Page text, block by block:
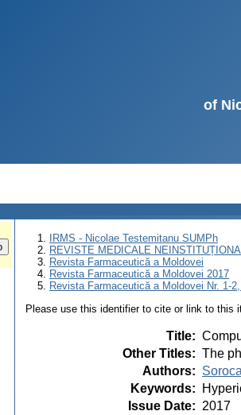
of
IRMS - Nicolae Testemitanu SUMPh
REVISTE MEDICALE
Revista Farmaceutică a Moldovei
Revista Farmaceutică a Moldovei 2017
Revista Farmaceutică a Moldovei Nr. 1-
Please use this identifier to cite or link to this
Title:
Other Titles: The
Authors:
Keywords:
Issue Date: 2017